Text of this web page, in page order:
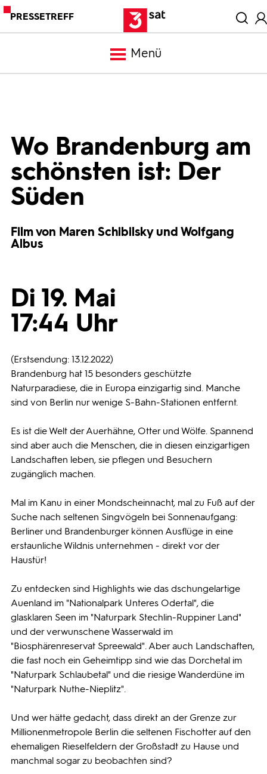
PRESSETREFF
Menü
Mediathek
Programmwochen
Wo Brandenburg am
schönsten ist: Der
Süden
Film von Maren Schibilsky und Wolfgang
Albus
Di 19. Mai
17:44 Uhr
(Erstsendung: 13.12.2022)
Brandenburg hat 15 besonders geschützte
Naturparadiese, die in Europa einzigartig sind. Manche
sind von Berlin nur wenige S-Bahn-Stationen entfernt.
Es ist die Welt der Auerhähne, Otter und Wölfe. Spannend
sind aber auch die Menschen, die in diesen einzigartigen
Landschaften leben, sie pflegen und Besuchern
zugänglich machen.
Mal im Kanu in einer Mondscheinnacht, mal zu Fuß auf der
Suche nach seltenen Singvögeln bei Sonnenaufgang:
Berliner und Brandenburger können Ausflüge in eine
erstaunliche Wildnis unternehmen - direkt vor der
Haustür!
Zu entdecken sind Highlights wie das dschungelartige
Auenland im "Nationalpark Unteres Odertal", die
glasklaren Seen im "Naturpark Stechlin-Ruppiner Land"
und der verwunschene Wasserwald im
"Biosphärenreservat Spreewald". Aber auch Landschaften,
die fast noch ein Geheimtipp sind wie das Dorchetal im
"Naturpark Schlaubetal" und die riesige Wanderdüne im
"Naturpark Nuthe-Nieplitz".
Und wer hätte gedacht, dass direkt an der Grenze zur
Millionenmetropole Berlin die seltenen Fischotter auf den
ehemaligen Rieselfeldern der Großstadt zu Hause und
manchmal sogar zu beobachten sind?